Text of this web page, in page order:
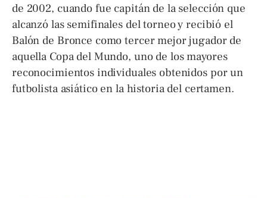
de 2002, cuando fue capitán de la selección que
alcanzó las semifinales del torneo y recibió el
Balón de Bronce como tercer mejor jugador de
aquella Copa del Mundo, uno de los mayores
reconocimientos individuales obtenidos por un
futbolista asiático en la historia del certamen.